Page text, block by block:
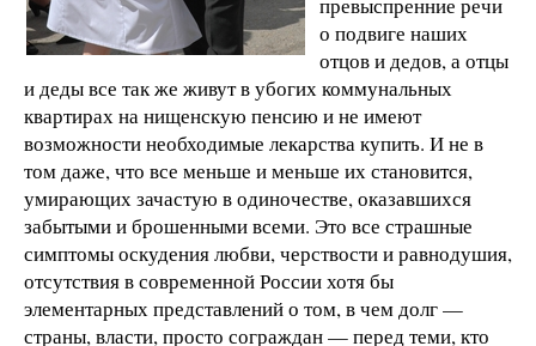
превыспренние речи
о подвиге наших
отцов и дедов, а отцы
и деды все так же живут в убогих коммунальных
квартирах на нищенскую пенсию и не имеют
возможности необходимые лекарства купить. И не в
том даже, что все меньше и меньше их становится,
умирающих зачастую в одиночестве, оказавшихся
забытыми и брошенными всеми. Это все страшные
симптомы оскудения любви, черствости и равнодушия,
отсутствия в современной России хотя бы
элементарных представлений о том, в чем долг —
страны, власти, просто сограждан — перед теми, кто